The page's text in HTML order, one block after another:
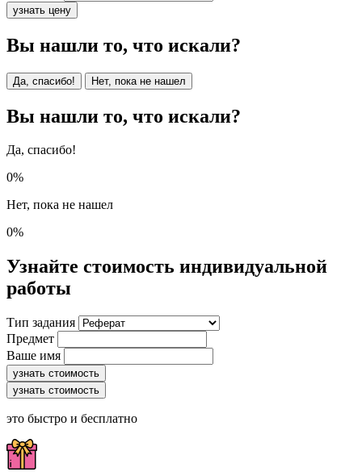
узнать цену
Вы нашли то, что искали?
Да, спасибо! Нет, пока не нашел
Вы нашли то, что искали?
Да, спасибо!
0%
Нет, пока не нашел
0%
Узнайте стоимость индивидуальной
работы
Тип задания
Предмет
Ваше имя
узнать стоимость
узнать стоимость
это быстро и бесплатно